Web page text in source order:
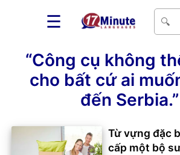
☰
“Công cụ không
cho bất cứ ai
đến Serbia.”
Từ vựng đặc
cấp một bộ